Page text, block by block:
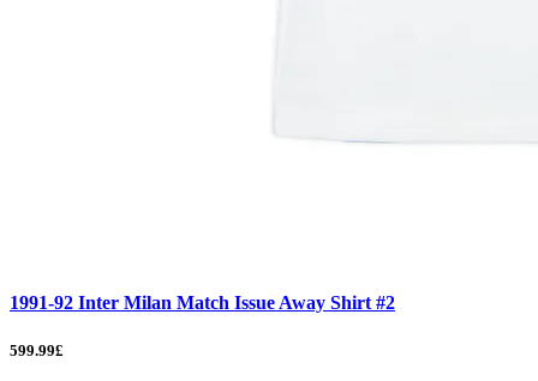
1991-92 Inter Milan Match Issue Away Shirt #2
599.99£